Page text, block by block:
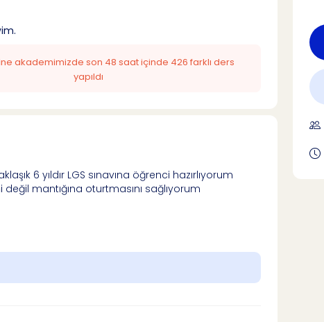
akademimizde son 48 saat içinde 426 farklı ders
yapıldı
6 yıldır LGS sınavına öğrenci hazırlıyorum
mantığına oturtmasını sağlıyorum